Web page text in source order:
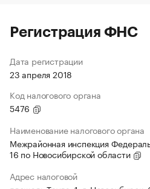
Регистрация ФНС
Дата регистрации
23 апреля 2018
Код налогового органа
5476
Наименование налогового органа
Межрайонная инспекция
16 по Новосибирской области
Адрес налоговой